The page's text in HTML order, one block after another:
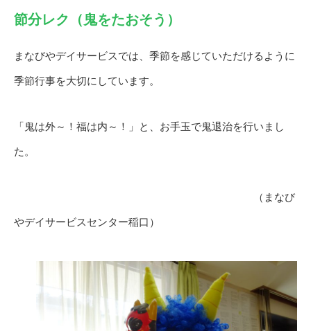
節分レク（鬼をたおそう）
まなびやデイサービスでは、季節を感じていただけるように
季節行事を大切にしています。
「鬼は外～！福は内～！」と、お手玉で鬼退治を行いまし
た。
（まなび
やデイサービスセンター稲口）